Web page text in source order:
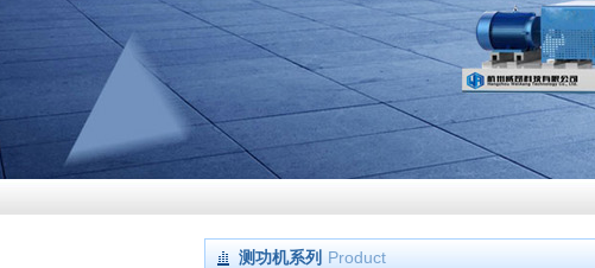
测功机系列 Product